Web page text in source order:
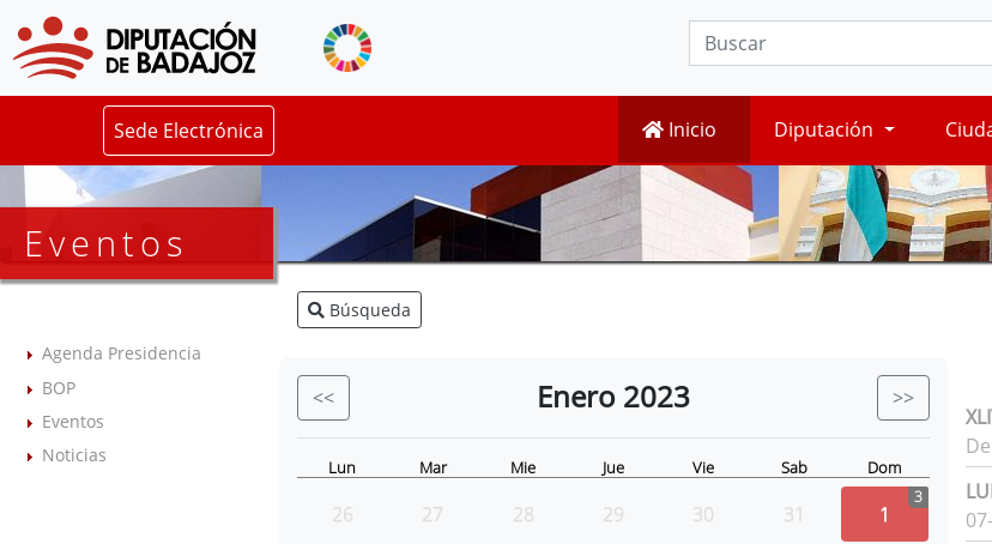
Sede Electrónica Inicio Diputación
Eventos
Agenda Presidencia
BOP
Eventos
Noticias
Búsqueda
<< Enero 2023 >>
Lun Mar Mie Jue Vie Sab Dom
26 27 28 29 30 31 1
3